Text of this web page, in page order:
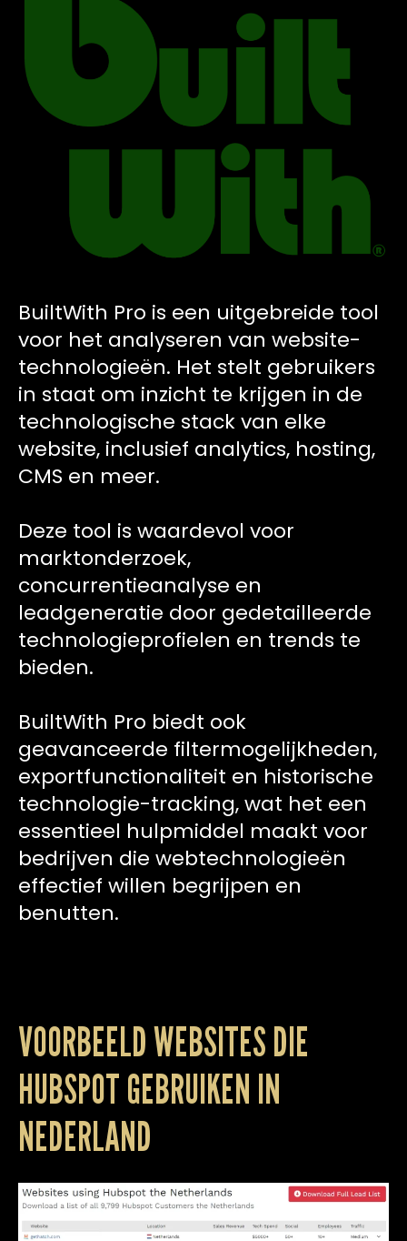
BuiltWith Pro is een uitgebreide tool
voor het analyseren van website-
technologieën. Het stelt gebruikers
in staat om inzicht te krijgen in de
technologische stack van elke
website, inclusief analytics, hosting,
CMS en meer.
Deze tool is waardevol voor
marktonderzoek,
concurrentieanalyse en
leadgeneratie door gedetailleerde
technologieprofielen en trends te
bieden.
BuiltWith Pro biedt ook
geavanceerde filtermogelijkheden,
exportfunctionaliteit en historische
technologie-tracking, wat het een
essentieel hulpmiddel maakt voor
bedrijven die webtechnologieën
effectief willen begrijpen en
benutten.
VOORBEELD WEBSITES DIE
HUBSPOT GEBRUIKEN IN
NEDERLAND